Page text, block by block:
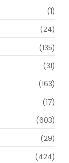
(1)
(24)
(135)
(31)
(163)
(17)
(603)
(29)
(424)